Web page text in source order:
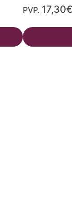
PVP. 17,30€